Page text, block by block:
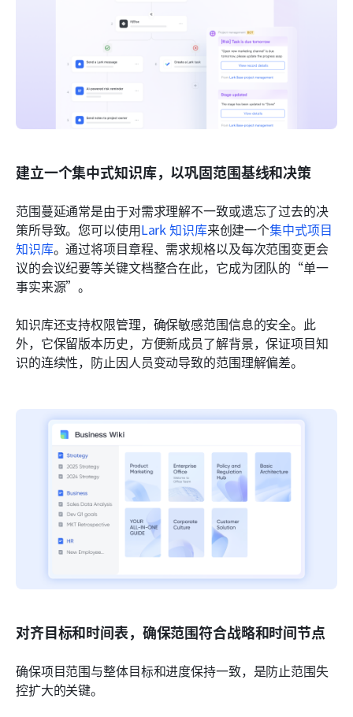
建立一个集中式知识库，以巩固范围基线和决策
范围蔓延通常是由于对需求理解不一致或遗忘了过去的决
策所导致。您可以使用Lark 知识库来创建一个集中式项目
知识库。通过将项目章程、需求规格以及每次范围变更会
议的会议纪要等关键文档整合在此，它成为团队的“单一
事实来源”。
知识库还支持权限管理，确保敏感范围信息的安全。此
外，它保留版本历史，方便新成员了解背景，保证项目知
识的连续性，防止因人员变动导致的范围理解偏差。
对齐目标和时间表，确保范围符合战略和时间节点
确保项目范围与整体目标和进度保持一致，是防止范围失
控扩大的关键。